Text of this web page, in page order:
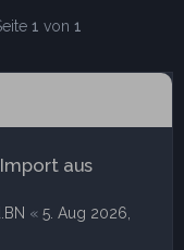
1 von 1
aus
« 5. Aug 2026,